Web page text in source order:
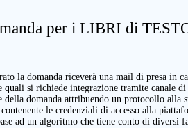
per i LIBRI di
la domanda riceverà una mail di presa in
quali si richiede integrazione tramite canale
domanda attribuendo un protocollo alla
le credenziali di accesso alla
ad un algoritmo che tiene conto di diversi